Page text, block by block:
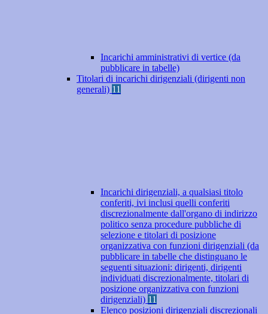
Incarichi amministrativi di vertice (da
pubblicare in tabelle)
Titolari di incarichi dirigenziali (dirigenti non
generali) 11
Incarichi dirigenziali, a qualsiasi titolo
conferiti, ivi inclusi quelli conferiti
discrezionalmente dall'organo di indirizzo
politico senza procedure pubbliche di
selezione e titolari di posizione
organizzativa con funzioni dirigenziali (da
pubblicare in tabelle che distinguano le
seguenti situazioni: dirigenti, dirigenti
individuati discrezionalmente, titolari di
posizione organizzativa con funzioni
dirigenziali) 11
Elenco posizioni dirigenziali discrezionali